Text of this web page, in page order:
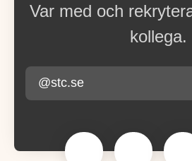
Var med och
kollega.
@stc.se